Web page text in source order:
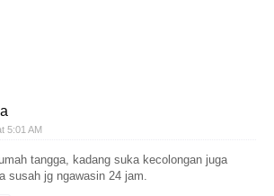
5:01 AM
tangga, kadang suka kecolongan juga
susah jg ngawasin 24 jam.